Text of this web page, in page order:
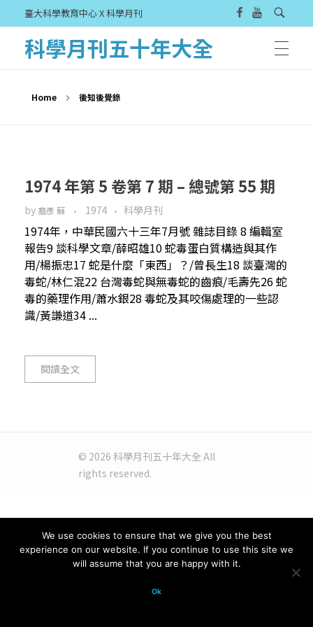
臺大科學教育中心 X 科學月刊
科學月刊五十年大全
Home 後知後覺錄
1974 年第 5 卷第 7 期 – 總號第 55 期
by 裔彥 蘇 1974 科學月刊
1974年，中華民國六十三年7月號 雜誌目錄 8 編輯室
報告9 談科學文章/薛昭雄10 蛇毒蛋白質構造與其作
用/楊振忠17 蛇是什麼「東西」？/曾長生18 談臺灣的
毒蛇/林仁混22 台灣毒蛇與無毒蛇的齒痕/毛壽先26 蛇
毒的藥理作用/蕭水銀28 毒蛇及其咬傷處理的一些認
識/黃謙道34 ...
閱讀全文
© 2026 科學月刊五十年大全 All
rights reserved.
We use cookies to ensure that we give you the best
experience on our website. If you continue to use this site we
will assume that you are happy with it.
Ok